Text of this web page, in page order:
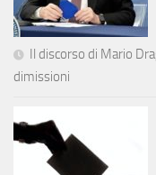
Il discorso di Mario
dimissioni